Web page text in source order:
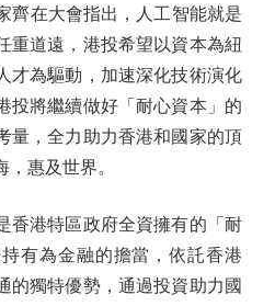
齊在大會指出，人工智能就是
重道遠，港投希望以資本為紐
才為驅動，加速深化技術演化
投將繼續做好「耐心資本」的
量，全力助力香港和國家的頂
惠及世界。
港特區政府全資擁有的「耐
有為金融的擔當，依託香港
的獨特優勢，通過投資助力國